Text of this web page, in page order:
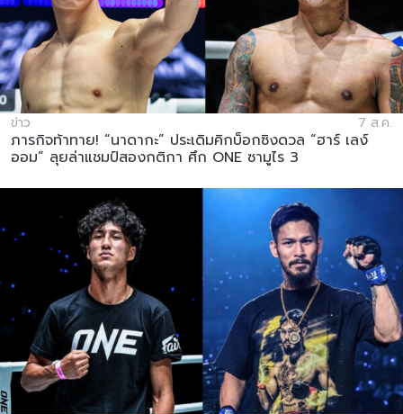
ข่าว 7 ส.ค.
ภารกิจท้าทาย! “นาดากะ” ประเดิมคิกบ็อกซิงดวล “ฮาร์ เลง์
ออม” ลุยล่าแชมป์สองกติกา ศึก ONE ซามูไร 3